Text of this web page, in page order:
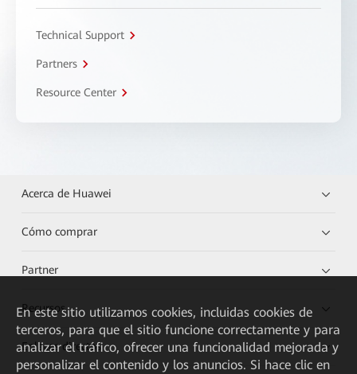
Technical Support
Partners
Resource Center
Acerca de Huawei
Cómo comprar
Partner
Recursos
Enlaces directos
En este sitio utilizamos cookies, incluidas cookies de
terceros, para que el sitio funcione correctamente y para
analizar el tráfico, ofrecer una funcionalidad mejorada y
personalizar el contenido y los anuncios. Si hace clic en